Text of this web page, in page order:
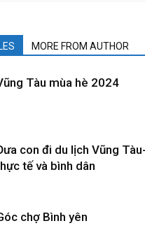
MORE FROM AUTHOR
Tàu mùa hè 2024
con đi du lịch Vũng
tế và bình dân
chợ Bình yên